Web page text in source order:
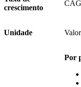
crescimento
Unidade
Por